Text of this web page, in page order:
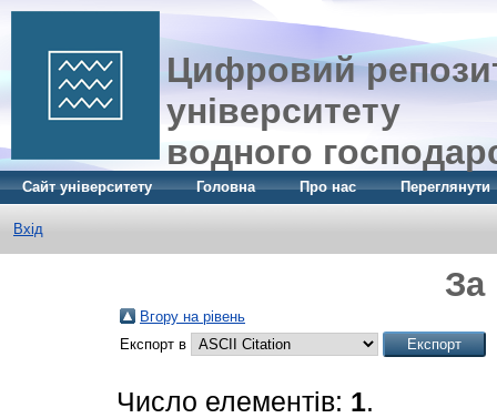
Цифровий
університету
водного
Сайт університету Головна Про нас Переглянути
Вхід
Вгору на рівень
Експорт в
Число елементів: 1.